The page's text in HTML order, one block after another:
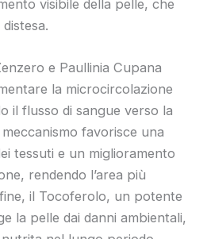
visibile della pelle, che
e Paullinia Cupana
la microcircolazione
il flusso di sangue verso la
favorisce una
tessuti e un miglioramento
rendendo l’area più
il Tocoferolo, un potente
la pelle dai danni ambientali,